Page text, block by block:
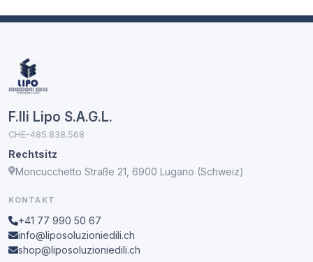
F.lli Lipo S.A.G.L.
CHE-485.838.568
Rechtsitz
Moncucchetto Straße 21, 6900 Lugano (Schweiz)
KONTAKT
+41 77 990 50 67
info@liposoluzioniedili.ch
shop@liposoluzioniedili.ch